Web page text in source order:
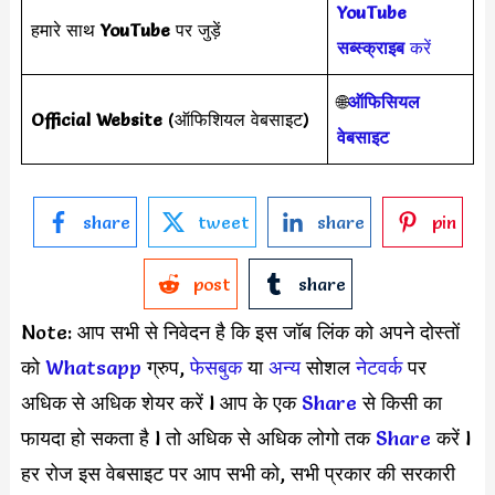
हमारे साथYouTubeपर जुड़ें
YouTube
सब्स्क्राइबकरें
Official Website (ऑफिशियल वेबसाइट)
🌐ऑफिसियल
वेबसाइट
share tweet share pin
post share
Note: आप सभी से निवेदन है कि इस जॉब लिंक को अपने दोस्तों
कोWhatsapp ग्रुप,फेसबुकयाअन्यसोशलनेटवर्कपर
अधिक से अधिक शेयर करें l आप के एक Shareसे किसी का
फायदा हो सकता है l तो अधिक से अधिक लोगो तकShareकरें l
हर रोज इस वेबसाइट पर आप सभी को, सभी प्रकार की सरकारी